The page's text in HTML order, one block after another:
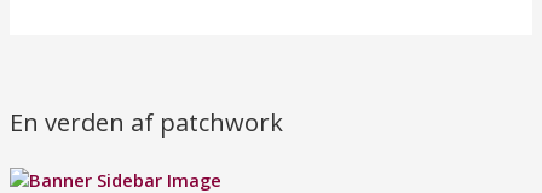
En verden af patchwork